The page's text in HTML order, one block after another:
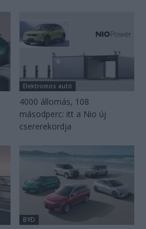
Elektromos autó
4000 állomás, 108
másodperc: itt a Nio új
csererekordja
BYD